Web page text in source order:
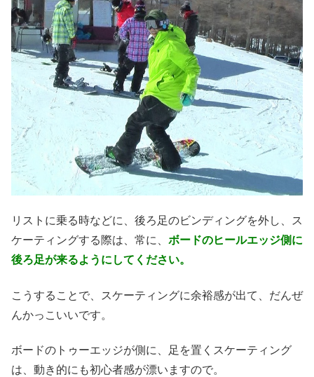
リストに乗る時などに、後ろ足のビンディングを外し、ス
ケーティングする際は、常に、 ボードのヒールエッジ側に
後ろ足が来るようにしてください。
こうすることで、スケーティングに余裕感が出て、だんぜ
んかっこいいです。
ボードのトゥーエッジが側に、足を置くスケーティング
は、動き的にも初心者感が漂いますので。